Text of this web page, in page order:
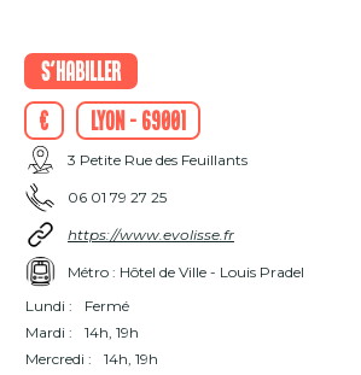
S'habiller
€
Lyon - 69001
3 Petite Rue des Feuillants
06 01 79 27 25
https://www.evolisse.fr
Métro : Hôtel de Ville - Louis Pradel
Lundi :
Fermé
Mardi :
14h, 19h
Mercredi :
14h, 19h